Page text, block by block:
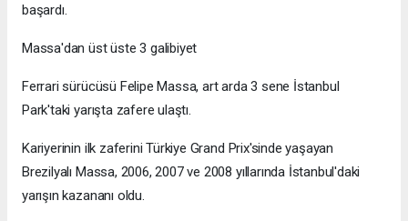
başardı.
Massa'dan üst üste 3 galibiyet
Ferrari sürücüsü Felipe Massa, art arda 3 sene İstanbul
Park'taki yarışta zafere ulaştı.
Kariyerinin ilk zaferini Türkiye Grand Prix'sinde yaşayan
Brezilyalı Massa, 2006, 2007 ve 2008 yıllarında İstanbul'daki
yarışın kazananı oldu.